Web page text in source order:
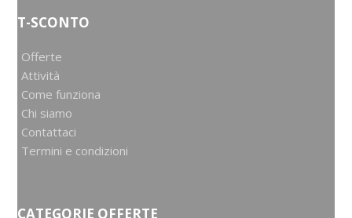
T-SCONTO
Offerte
Attività
Come funziona
Chi siamo
Contattaci
Termini e condizioni
CATEGORIE OFFERTE